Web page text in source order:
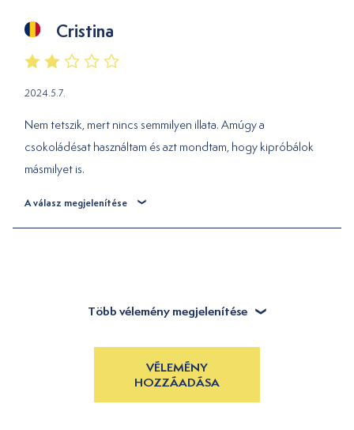
Cristina
2024.5.7.
Nem tetszik, mert nincs semmilyen illata. Amúgy a
csokoládésat használtam és azt mondtam, hogy kipróbálok
másmilyet is.
A válasz megjelenítése
Több vélemény megjelenítése
VÉLEMÉNY
HOZZÁADÁSA